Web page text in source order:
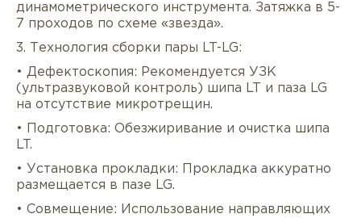
динамометрического инструмента. Затяжка в 5-
7 проходов по схеме «звезда».
3. Технология сборки пары LT-LG:
• Дефектоскопия: Рекомендуется УЗК
(ультразвуковой контроль) шипа LT и паза LG
на отсутствие микротрещин.
• Подготовка: Обезжиривание и очистка шипа
LT.
• Установка прокладки: Прокладка аккуратно
размещается в пазе LG.
• Совмещение: Использование направляющих